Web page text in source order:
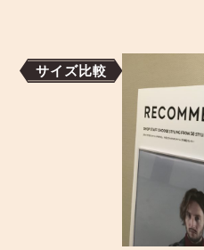
サイズ比較